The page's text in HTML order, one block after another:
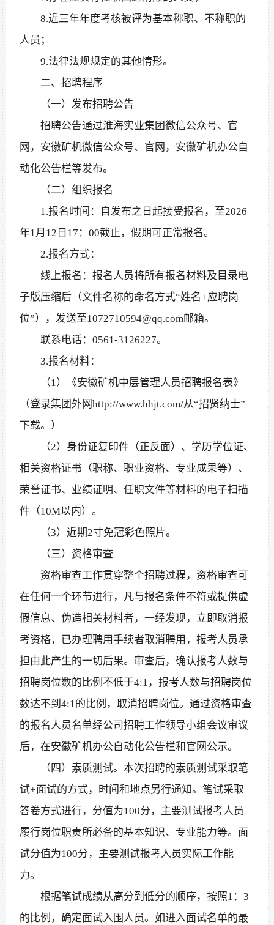
8.近三年年度考核被评为基本称职、不称职的
人员；
9.法律法规规定的其他情形。
二、招聘程序
（一）发布招聘公告
招聘公告通过淮海实业集团微信公众号、官
网，安徽矿机微信公众号、官网，安徽矿机办公自
动化公告栏等发布。
（二）组织报名
1.报名时间：自发布之日起接受报名，至2026
年1月12日17：00截止，假期可正常报名。
2.报名方式：
线上报名：报名人员将所有报名材料及目录电
子版压缩后（文件名称的命名方式“姓名+应聘岗
位”），发送至1072710594@qq.com邮箱。
联系电话：0561-3126227。
3.报名材料：
（1）《安徽矿机中层管理人员招聘报名表》
（登录集团外网http://www.hhjt.com/从“招贤纳士”
下载。）
（2）身份证复印件（正反面）、学历学位证、
相关资格证书（职称、职业资格、专业成果等）、
荣誉证书、业绩证明、任职文件等材料的电子扫描
件（10M以内）。
（3）近期2寸免冠彩色照片。
（三）资格审查
资格审查工作贯穿整个招聘过程，资格审查可
在任何一个环节进行，凡与报名条件不符或提供虚
假信息、伪造相关材料者，一经发现，立即取消报
考资格，已办理聘用手续者取消聘用，报考人员承
担由此产生的一切后果。审查后，确认报考人数与
招聘岗位数的比例不低于4:1，报考人数与招聘岗位
数达不到4:1的比例，取消招聘岗位。通过资格审查
的报名人员名单经公司招聘工作领导小组会议审议
后，在安徽矿机办公自动化公告栏和官网公示。
（四）素质测试。本次招聘的素质测试采取笔
试+面试的方式，时间和地点另行通知。笔试采取
答卷方式进行，分值为100分，主要测试报考人员
履行岗位职责所必备的基本知识、专业能力等。面
试分值为100分，主要测试报考人员实际工作能
力。
根据笔试成绩从高分到低分的顺序，按照1：3
的比例，确定面试入围人员。如进入面试名单的最